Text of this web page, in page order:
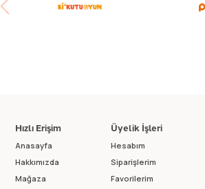
Hızlı Erişim
Anasayfa
Hakkımızda
Mağaza
Üyelik İşleri
Hesabım
Siparişlerim
Favorilerim